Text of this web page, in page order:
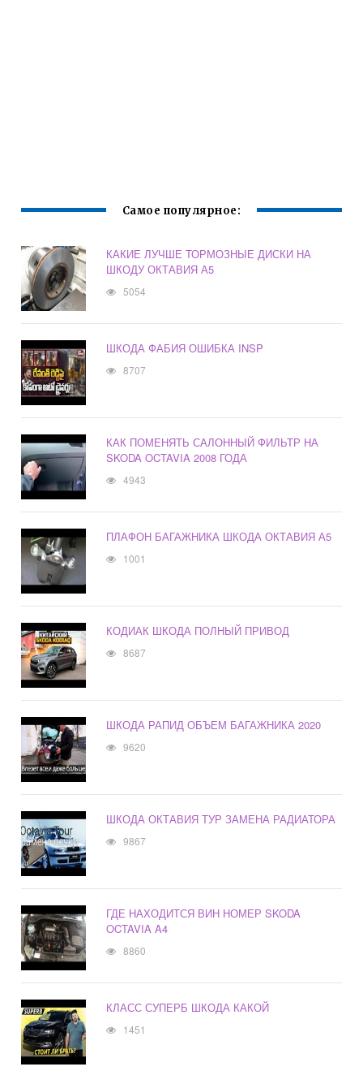
Самое популярное:
КАКИЕ ЛУЧШЕ ТОРМОЗНЫЕ ДИСКИ НА
ШКОДУ ОКТАВИЯ А5
5054
ШКОДА ФАБИЯ ОШИБКА INSP
8707
КАК ПОМЕНЯТЬ САЛОННЫЙ ФИЛЬТР НА
SKODA OCTAVIA 2008 ГОДА
4943
ПЛАФОН БАГАЖНИКА ШКОДА ОКТАВИЯ А5
1001
КОДИАК ШКОДА ПОЛНЫЙ ПРИВОД
8687
ШКОДА РАПИД ОБЪЕМ БАГАЖНИКА 2020
9620
ШКОДА ОКТАВИЯ ТУР ЗАМЕНА РАДИАТОРА
9867
ГДЕ НАХОДИТСЯ ВИН НОМЕР SKODA
OCTAVIA A4
8860
КЛАСС СУПЕРБ ШКОДА КАКОЙ
1451